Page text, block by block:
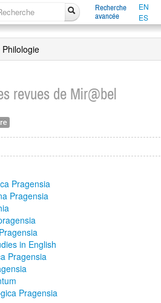
Recherche
avancée
EN
ES
Philologie
revues de Mir@bel
Pragensia
Pragensia
in English
Pragensia
Pragensia